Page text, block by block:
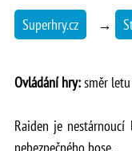
Superhry.cz →
Ovládání hry:směr
Raiden je